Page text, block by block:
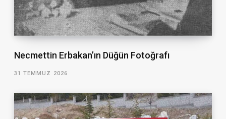
Necmettin Erbakan’ın Düğün Fotoğrafı
31 TEMMUZ 2026